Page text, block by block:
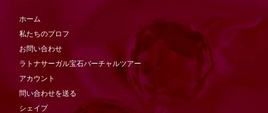
ホーム
私たちのプロフ
お問い合わせ
ラトナサーガル宝石バーチャ​​ルツアー
アカウント
問い合わせを送る
シェイプ